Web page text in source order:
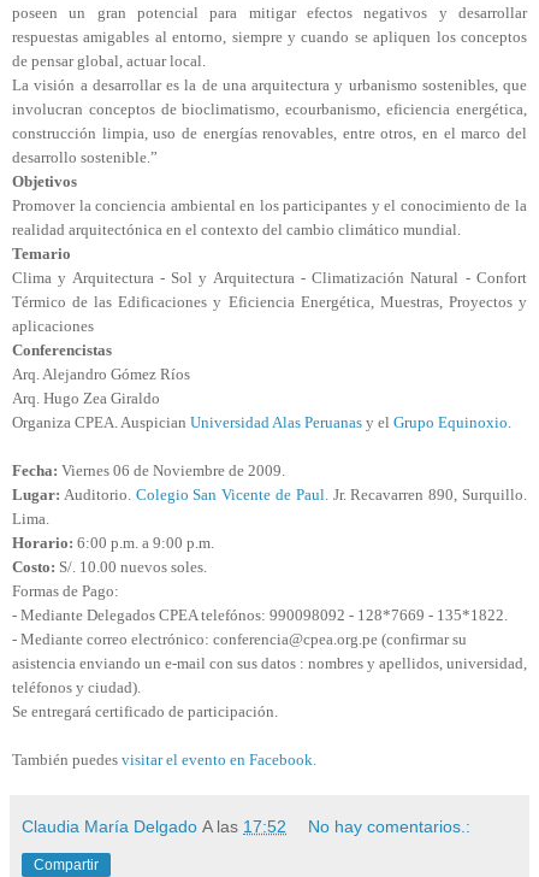
poseen un gran potencial para mitigar efectos negativos y desarrollar
respuestas amigables al entorno, siempre y cuando se apliquen los conceptos
de pensar global, actuar local.
La visión a desarrollar es la de una arquitectura y urbanismo sostenibles, que
involucran conceptos de bioclimatismo, ecourbanismo, eficiencia energética,
construcción limpia, uso de energías renovables, entre otros, en el marco del
desarrollo sostenible.”
Objetivos
Promover la conciencia ambiental en los participantes y el conocimiento de la
realidad arquitectónica en el contexto del cambio climático mundial.
Temario
Clima y Arquitectura - Sol y Arquitectura - Climatización Natural - Confort
Térmico de las Edificaciones y Eficiencia Energética, Muestras, Proyectos y
aplicaciones
Conferencistas
Arq. Alejandro Gómez Ríos
Arq. Hugo Zea Giraldo
Organiza CPEA. Auspician Universidad Alas Peruanas y el Grupo Equinoxio.
Fecha: Viernes 06 de Noviembre de 2009.
Lugar: Auditorio. Colegio San Vicente de Paul. Jr. Recavarren 890, Surquillo.
Lima.
Horario: 6:00 p.m. a 9:00 p.m.
Costo: S/. 10.00 nuevos soles.
Formas de Pago:
- Mediante Delegados CPEA telefónos: 990098092 - 128*7669 - 135*1822.
- Mediante correo electrónico: conferencia@cpea.org.pe (confirmar su
asistencia enviando un e-mail con sus datos : nombres y apellidos, universidad,
teléfonos y ciudad).
Se entregará certificado de participación.
También puedes visitar el evento en Facebook.
Claudia María Delgado A las 17:52 No hay comentarios.:
Compartir